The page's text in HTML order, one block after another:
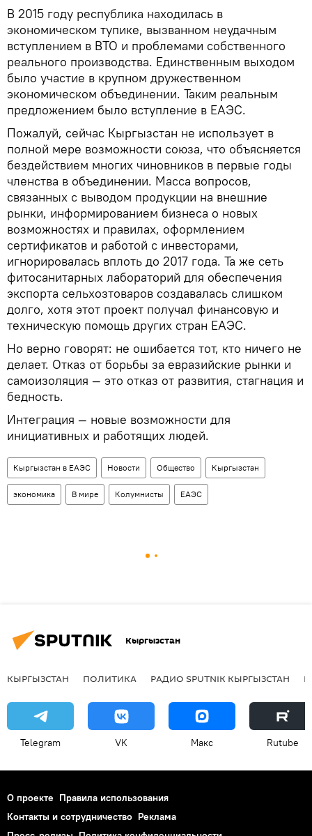
В 2015 году республика находилась в
экономическом тупике, вызванном неудачным
вступлением в ВТО и проблемами собственного
реального производства. Единственным выходом
было участие в крупном дружественном
экономическом объединении. Таким реальным
предложением было вступление в ЕАЭС.
Пожалуй, сейчас Кыргызстан не использует в
полной мере возможности союза, что объясняется
бездействием многих чиновников в первые годы
членства в объединении. Масса вопросов,
связанных с выводом продукции на внешние
рынки, информированием бизнеса о новых
возможностях и правилах, оформлением
сертификатов и работой с инвесторами,
игнорировалась вплоть до 2017 года. Та же сеть
фитосанитарных лабораторий для обеспечения
экспорта сельхозтоваров создавалась слишком
долго, хотя этот проект получал финансовую и
техническую помощь других стран ЕАЭС.
Но верно говорят: не ошибается тот, кто ничего не
делает. Отказ от борьбы за евразийские рынки и
самоизоляция — это отказ от развития, стагнация и
бедность.
Интеграция — новые возможности для
инициативных и работящих людей.
Кыргызстан в ЕАЭС Новости Общество Кыргызстан
экономика В мире Колумнисты ЕАЭС
Кыргызстан
КЫРГЫЗСТАН ПОЛИТИКА РАДИО SPUTNIK КЫРГЫЗСТАН
Telegram VK Макс Rutube
О проекте Правила использования
Контакты и сотрудничество Реклама